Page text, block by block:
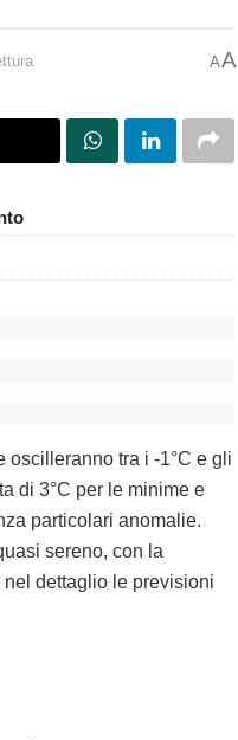
AA
oscilleranno tra i -1°C e gli
di 3°C per le minime e
particolari anomalie.
sereno, con la
dettaglio le previsioni